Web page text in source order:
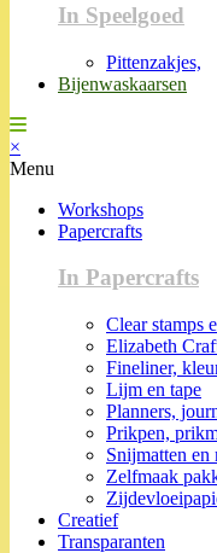
In Speelgoed
Pittenzakjes,
Bijenwaskaarsen
×
Menu
Workshops
Papercrafts
In Papercrafts
Clear stamps
Elizabeth
Fineliner,
Lijm en tape
Planners,
Prikpen,
Snijmatten en
Zelfmaak
Creatief
Transparanten